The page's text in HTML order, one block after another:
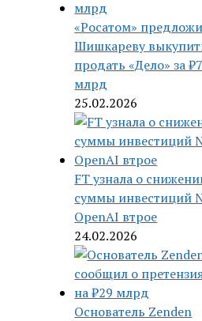
«Росатом»
Шишкареву
продать «Дело» за
млрд
25.02.2026
FT узнала о
суммы инвестиций
OpenAI втрое
24.02.2026
Основатель Zenden